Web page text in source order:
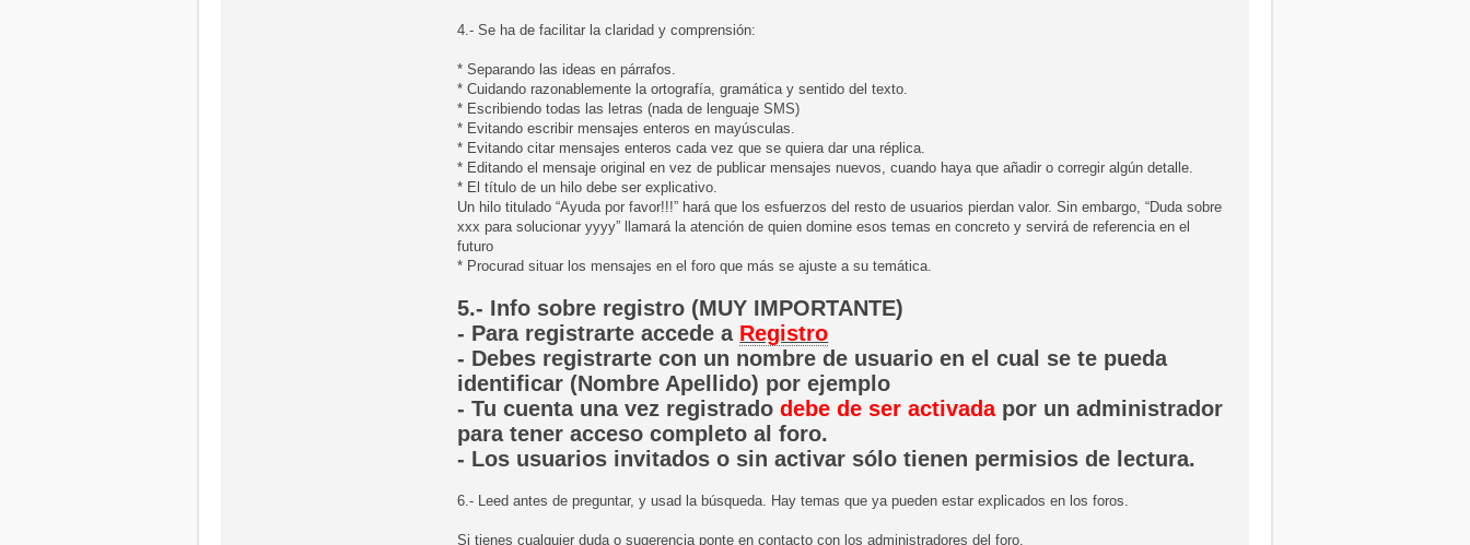
4.- Se ha de facilitar la claridad y comprensión:
* Separando las ideas en párrafos.
* Cuidando razonablemente la ortografía, gramática y sentido del texto.
* Escribiendo todas las letras (nada de lenguaje SMS)
* Evitando escribir mensajes enteros en mayúsculas.
* Evitando citar mensajes enteros cada vez que se quiera dar una réplica.
* Editando el mensaje original en vez de publicar mensajes nuevos, cuando haya que añadir o corregir algún detalle.
* El título de un hilo debe ser explicativo.
Un hilo titulado “Ayuda por favor!!!” hará que los esfuerzos del resto de usuarios pierdan valor. Sin embargo, “Duda sobre
xxx para solucionar yyyy” llamará la atención de quien domine esos temas en concreto y servirá de referencia en el
futuro
* Procurad situar los mensajes en el foro que más se ajuste a su temática.
5.- Info sobre registro (MUY IMPORTANTE)
- Para registrarte accede a Registro
- Debes registrarte con un nombre de usuario en el cual se te pueda
identificar (Nombre Apellido) por ejemplo
- Tu cuenta una vez registradodebe de ser activadapor un administrador
para tener acceso completo al foro.
- Los usuarios invitados o sin activar sólo tienen permisios de lectura.
6.- Leed antes de preguntar, y usad la búsqueda. Hay temas que ya pueden estar explicados en los foros.
Si tienes cualquier duda o sugerencia ponte en contacto con los administradores del foro.